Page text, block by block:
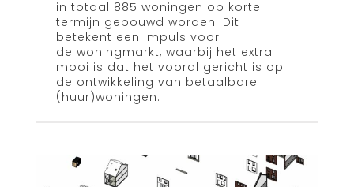
in totaal 885 woningen op korte
termijn gebouwd worden. Dit
betekent een impuls voor
de woningmarkt, waarbij het extra
mooi is dat het vooral gericht is op
de ontwikkeling van betaalbare
(huur)woningen.